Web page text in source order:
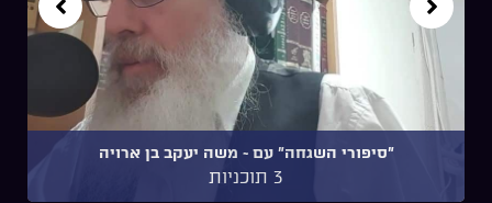
"סיפורי השגחה" עם ~ משה יעקב בן ארויה
3 תוכניות